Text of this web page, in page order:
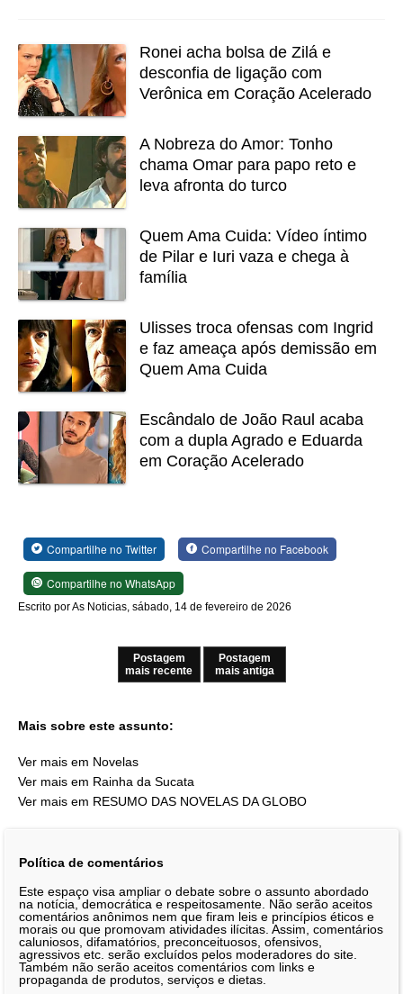
Ronei acha bolsa de Zilá e
desconfia de ligação com
Verônica em Coração Acelerado
A Nobreza do Amor: Tonho
chama Omar para papo reto e
leva afronta do turco
Quem Ama Cuida: Vídeo íntimo
de Pilar e Iuri vaza e chega à
família
Ulisses troca ofensas com Ingrid
e faz ameaça após demissão em
Quem Ama Cuida
Escândalo de João Raul acaba
com a dupla Agrado e Eduarda
em Coração Acelerado
Compartilhe no Twitter Compartilhe no Facebook
Compartilhe no WhatsApp
Escrito por As Noticias, sábado, 14 de fevereiro de 2026
Postagem
mais recente
Postagem
mais antiga
Mais sobre este assunto:
Ver mais em Novelas
Ver mais em Rainha da Sucata
Ver mais em RESUMO DAS NOVELAS DA GLOBO
Política de comentários
Este espaço visa ampliar o debate sobre o assunto abordado
na notícia, democrática e respeitosamente. Não serão aceitos
comentários anônimos nem que firam leis e princípios éticos e
morais ou que promovam atividades ilícitas. Assim, comentários
caluniosos, difamatórios, preconceituosos, ofensivos,
agressivos etc. serão excluídos pelos moderadores do site.
Também não serão aceitos comentários com links e
propaganda de produtos, serviços e dietas.